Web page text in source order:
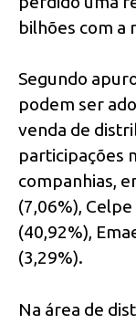
bilhões com a
Segundo
podem ser
venda de
participações
companhias,
(7,06%), Celpe
(40,92%),
(3,29%).
Na área de